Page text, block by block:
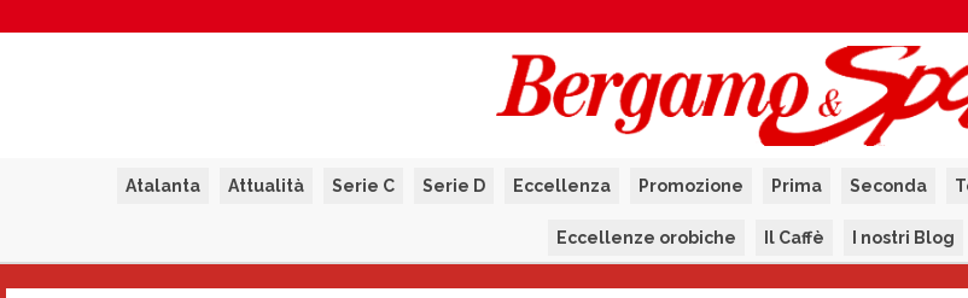
Atalanta Attualità Serie C Serie D Eccellenza Promozione Prima Seconda
Eccellenze orobiche Il Caffè I nostri Blog